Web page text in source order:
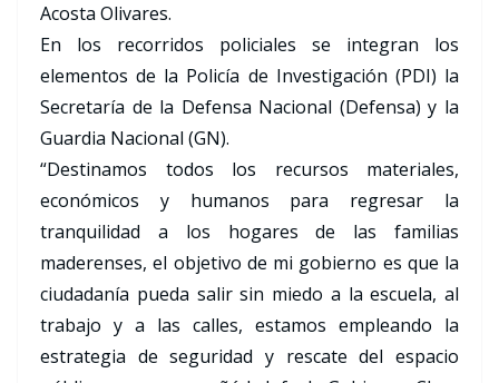
Acosta Olivares.
En los recorridos policiales se integran los
elementos de la Policía de Investigación (PDI) la
Secretaría de la Defensa Nacional (Defensa) y la
Guardia Nacional (GN).
“Destinamos todos los recursos materiales,
económicos y humanos para regresar la
tranquilidad a los hogares de las familias
maderenses, el objetivo de mi gobierno es que la
ciudadanía pueda salir sin miedo a la escuela, al
trabajo y a las calles, estamos empleando la
estrategia de seguridad y rescate del espacio